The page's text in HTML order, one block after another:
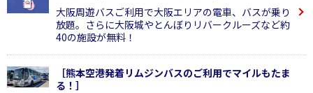
大阪周遊バスご利用で大阪エリアの電車、バスが乗り
放題。さらに大阪城やとんぼりリバークルーズなど約
40の施設が無料！
［熊本空港発着リムジンバスのご利用でマイルもたま
る！］